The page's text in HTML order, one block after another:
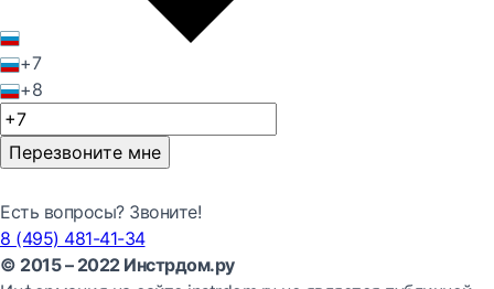
+7
+8
Перезвоните мне
Есть вопросы? Звоните!
8 (495) 481-41-34
© 2015 – 2022 Инстрдом.ру